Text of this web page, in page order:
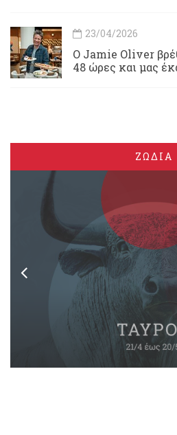
23/04/2026
Ο Jamie Oliver
48 ώρες και μας
ΖΩΔΙΑ